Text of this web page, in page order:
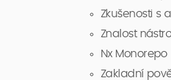
Zkušenosti s
Znalost
Nx Monorepo
Zakladní